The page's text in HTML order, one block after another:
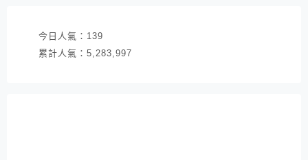
今日人氣： 139
累計人氣： 5,283,997